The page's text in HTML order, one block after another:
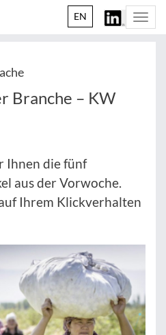
EN
Branche – KW
Ihnen die fünf
aus der Vorwoche.
Ihrem Klickverhalten